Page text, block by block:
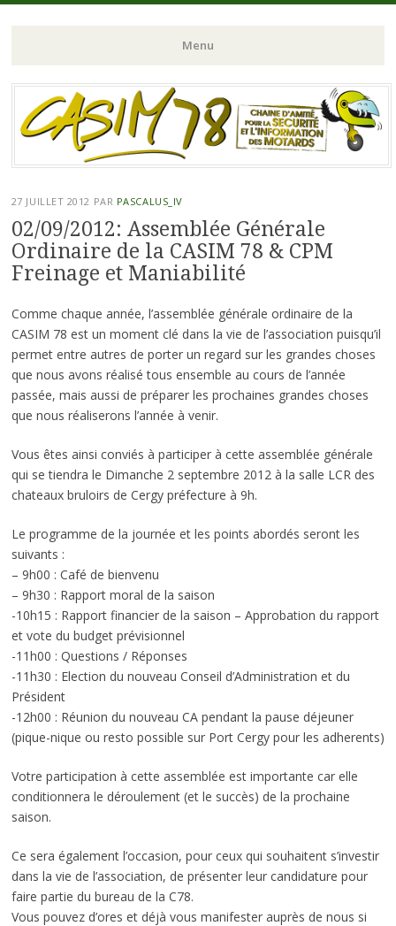
Menu
Aller
au
contenu
27 JUILLET 2012 PAR PASCALUS_IV
02/09/2012: Assemblée Générale
Ordinaire de la CASIM 78 & CPM
Freinage et Maniabilité
Comme chaque année, l’assemblée générale ordinaire de la
CASIM 78 est un moment clé dans la vie de l’association puisqu’il
permet entre autres de porter un regard sur les grandes choses
que nous avons réalisé tous ensemble au cours de l’année
passée, mais aussi de préparer les prochaines grandes choses
que nous réaliserons l’année à venir.
Vous êtes ainsi conviés à participer à cette assemblée générale
qui se tiendra le Dimanche 2 septembre 2012 à la salle LCR des
chateaux bruloirs de Cergy préfecture à 9h.
Le programme de la journée et les points abordés seront les
suivants :
– 9h00 : Café de bienvenu
– 9h30 : Rapport moral de la saison
-10h15 : Rapport financier de la saison – Approbation du rapport
et vote du budget prévisionnel
-11h00 : Questions / Réponses
-11h30 : Election du nouveau Conseil d’Administration et du
Président
-12h00 : Réunion du nouveau CA pendant la pause déjeuner
(pique-nique ou resto possible sur Port Cergy pour les adherents)
Votre participation à cette assemblée est importante car elle
conditionnera le déroulement (et le succès) de la prochaine
saison.
Ce sera également l’occasion, pour ceux qui souhaitent s’investir
dans la vie de l’association, de présenter leur candidature pour
faire partie du bureau de la C78.
Vous pouvez d’ores et déjà vous manifester auprès de nous si